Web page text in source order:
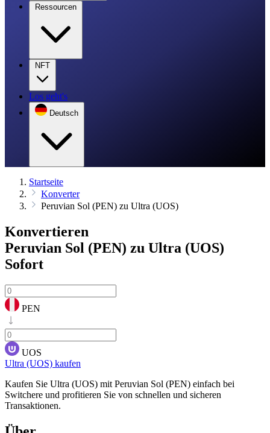
Ressourcen
NFT
Los geht's
Deutsch
Startseite
Konverter
Peruvian Sol (PEN) zu Ultra (UOS)
Konvertieren
Peruvian Sol (PEN) zu Ultra (UOS)
Sofort
PEN
UOS
Ultra (UOS) kaufen
Kaufen Sie Ultra (UOS) mit Peruvian Sol (PEN) einfach bei
Switchere und profitieren Sie von schnellen und sicheren
Transaktionen.